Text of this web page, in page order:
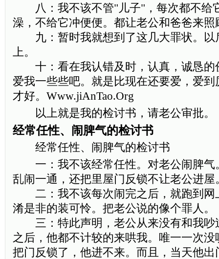
八：我不该不管"儿子"，每次都不给
澡，不给它冲便便。都让老公和爸爸来照
九：暂时我就想到了这几大罪状。以
上。
十：看在我认错及时，认真，诚恳的
爱我一些些吧。就是比现在还要爱，爱
才好。Www.jiAnTao.Org
以上就是我的检讨书，请老公审批。
经常任性、闹脾气的检讨书
经常任性、闹脾气的检讨书
一：我不该经常任性。对老公闹脾气
乱闹一通，还把里屋门反锁不让老公进屋
二：我不该每次闹完之后，就跑到网
淆是非的装可怜。把老公说的像个罪人。
三：特此声明，老公从来没有和我吵
之后，他都不计较的来哄我。唯一一次
把门反锁了，他进不来。而且，当天他